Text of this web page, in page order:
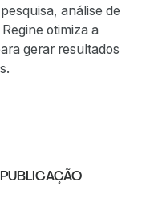
análise de
otimiza a
gerar resultados